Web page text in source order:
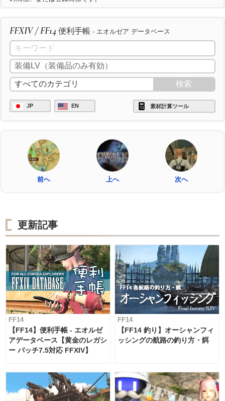
FFXIV / FF14 便利手帳 - エオルゼア データベース
JP EN 素材計算ツール
前へ 上へ 次へ
更新記事
FF14
【FF14】便利手帳 - エオルゼ
アデータベース【黄金のレガシ
ー パッチ7.5対応 FFXIV】
FF14
【FF14 釣り】オーシャンフィ
ッシングの航路の釣り方・餌